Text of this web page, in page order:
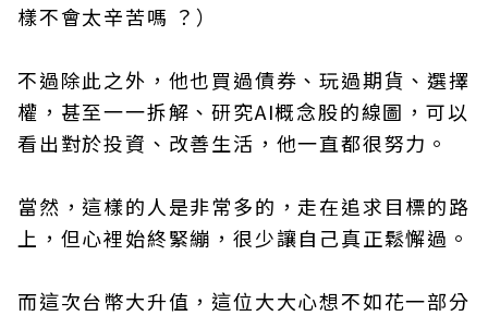
樣不會太辛苦嗎 ？）
不過除此之外，他也買過債券、玩過期貨、選擇
權，甚至一一拆解、研究AI概念股的線圖，可以
看出對於投資、改善生活，他一直都很努力。
當然，這樣的人是非常多的，走在追求目標的路
上，但心裡始終緊繃，很少讓自己真正鬆懈過。
而這次台幣大升值，這位大大心想不如花一部分